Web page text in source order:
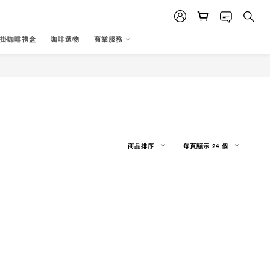
咖啡禮盒 咖啡選物 商業服務
商品排序 每頁顯示 24 個